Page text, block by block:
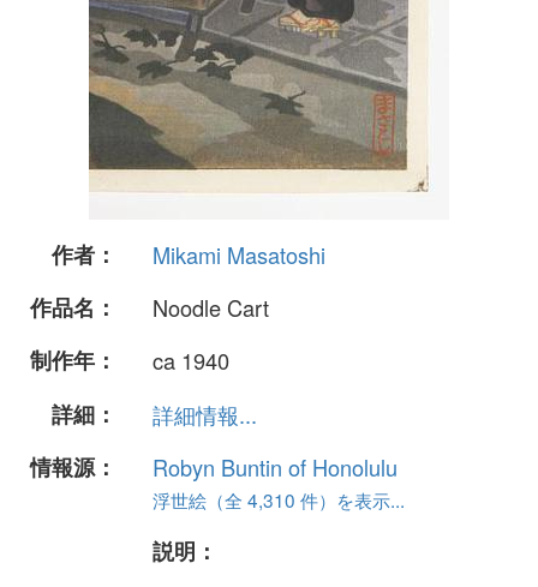
作者：
Mikami Masatoshi
作品名：
Noodle Cart
制作年：
ca 1940
詳細：
詳細情報...
情報源：
Robyn Buntin of Honolulu
浮世絵（全 4,310 件）を表示...
説明：